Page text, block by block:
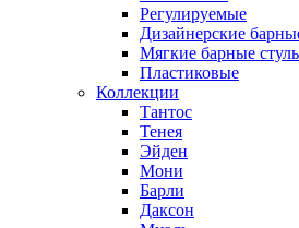
Регулируемые
Дизайнерские
Мягкие барные
Пластиковые
Коллекции
Тантос
Тенея
Эйден
Мони
Барли
Даксон